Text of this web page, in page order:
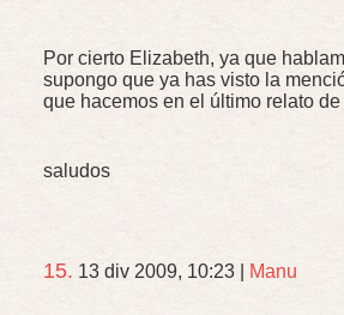
Por cierto Elizabeth, ya que
supongo que ya has visto la
que hacemos en el último relato
saludos
15. 13 div 2009, 10:23 Manu